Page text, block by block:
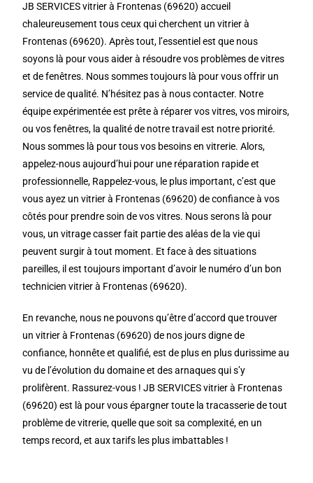
JB SERVICES vitrier à Frontenas (69620) accueil
chaleureusement tous ceux qui cherchent un vitrier à
Frontenas (69620). Après tout, l’essentiel est que nous
soyons là pour vous aider à résoudre vos problèmes de vitres
et de fenêtres. Nous sommes toujours là pour vous offrir un
service de qualité. N’hésitez pas à nous contacter. Notre
équipe expérimentée est prête à réparer vos vitres, vos miroirs,
ou vos fenêtres, la qualité de notre travail est notre priorité.
Nous sommes là pour tous vos besoins en vitrerie. Alors,
appelez-nous aujourd’hui pour une réparation rapide et
professionnelle, Rappelez-vous, le plus important, c’est que
vous ayez un vitrier à Frontenas (69620) de confiance à vos
côtés pour prendre soin de vos vitres. Nous serons là pour
vous, un vitrage casser fait partie des aléas de la vie qui
peuvent surgir à tout moment. Et face à des situations
pareilles, il est toujours important d’avoir le numéro d’un bon
technicien vitrier à Frontenas (69620).
En revanche, nous ne pouvons qu’être d’accord que trouver
un vitrier à Frontenas (69620) de nos jours digne de
confiance, honnête et qualifié, est de plus en plus durissime au
vu de l’évolution du domaine et des arnaques qui s’y
prolifèrent. Rassurez-vous ! JB SERVICES vitrier à Frontenas
(69620) est là pour vous épargner toute la tracasserie de tout
problème de vitrerie, quelle que soit sa complexité, en un
temps record, et aux tarifs les plus imbattables !